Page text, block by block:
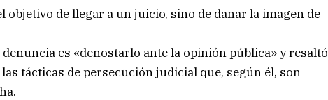
objetivo de llegar a un juicio, sino de dañar la imagen de
es «denostarlo ante la opinión pública» y resaltó
tácticas de persecución judicial que, según él, son